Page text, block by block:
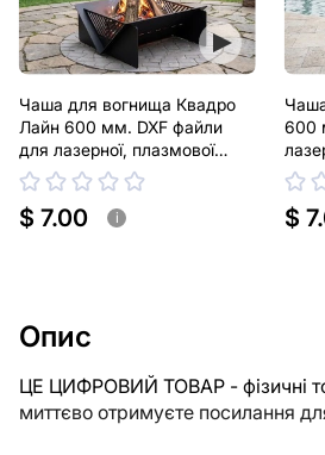
Чаша для вогнища Квадро
Лайн 600 мм. DXF файли
для лазерної, плазмової
різки
$ 7.00 i
600
$
Опис
ЦЕ ЦИФРОВИЙ ТОВАР - фізичні
миттєво отримуєте посилання